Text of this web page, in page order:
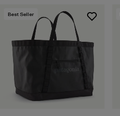
Best Seller